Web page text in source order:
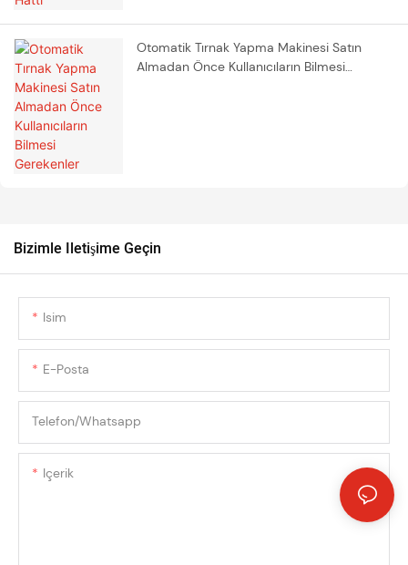
Otomatik Tırnak Yapma Makinesi Satın
Almadan Önce Kullanıcıların Bilmesi
Bizimle Iletişime Geçin
Isim
E-Posta
Telefon/whatsapp
Içerik